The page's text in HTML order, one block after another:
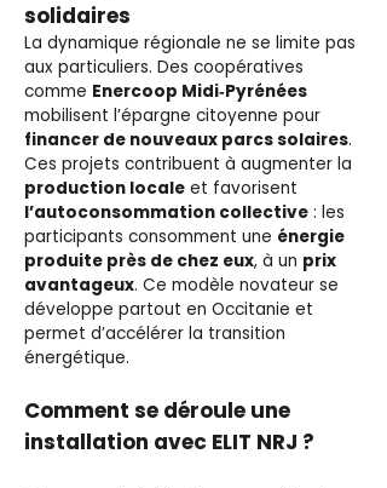
solidaires
La dynamique régionale ne se limite pas
aux particuliers. Des coopératives
comme Enercoop Midi‑Pyrénées
mobilisent l’épargne citoyenne pour
financer de nouveaux parcs solaires.
Ces projets contribuent à augmenter la
production locale et favorisent
l’autoconsommation collective : les
participants consomment une énergie
produite près de chez eux, à un prix
avantageux. Ce modèle novateur se
développe partout en Occitanie et
permet d’accélérer la transition
énergétique.
Comment se déroule une
installation avec ELIT NRJ ?